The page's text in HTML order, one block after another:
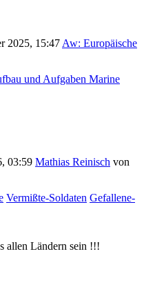
2025, 15:47 Aw: Europäische
und Aufgaben Marine
03:59 Mathias Reinisch von
Vermißte-Soldaten Gefallene-
allen Ländern sein !!!